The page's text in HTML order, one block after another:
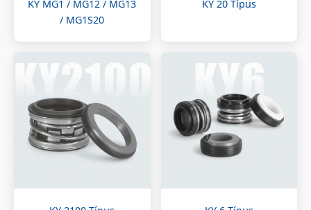
KY MG1 / MG12 / MG13
/ MG1S20
KY 20 Típus